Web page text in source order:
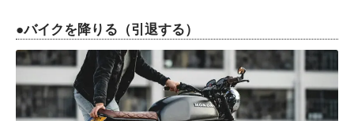
●バイクを降りる（引退する）